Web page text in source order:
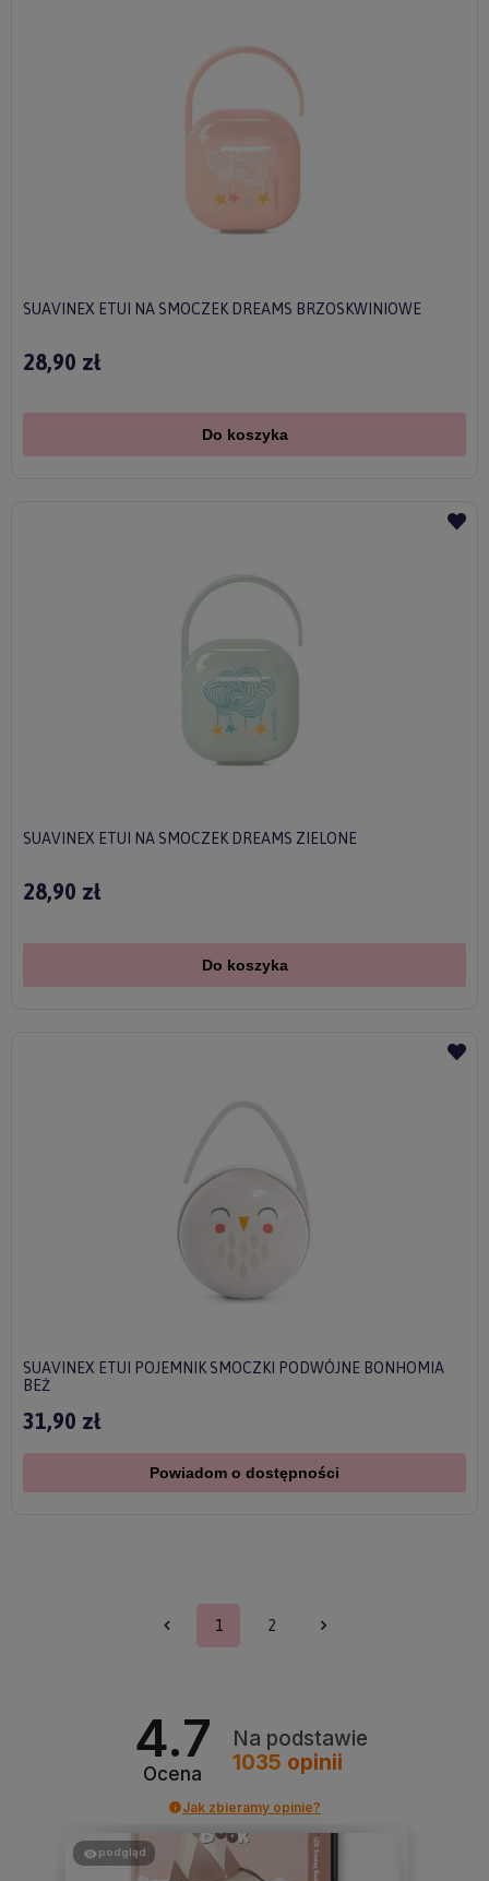
SUAVINEX ETUI NA SMOCZEK DREAMS BRZOSKWINIOWE
28,90 zł
Do koszyka
SUAVINEX ETUI NA SMOCZEK DREAMS ZIELONE
28,90 zł
Do koszyka
SUAVINEX ETUI POJEMNIK SMOCZKI PODWÓJNE BONHOMIA
BEŻ
31,90 zł
Powiadom o dostępności
1 2
4.7
Ocena
Na podstawie
1035 opinii
Jak zbieramy opinie?
podgląd